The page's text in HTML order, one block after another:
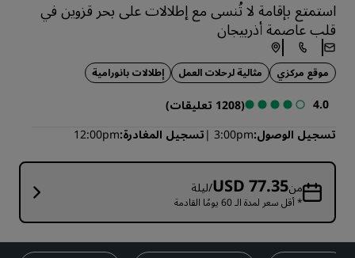
استمتع بإقامة لا تُنسى مع إطلالات على بحر قزوين في
قلب عاصمة أذربيجان
موقع مركزي مثالية لرحلات العمل إطلالات بانورامية
4.0
(1208 تعليقات)
تسجيل الوصول 3:00pm تسجيل المغادرة 12:00pm
منUSD 77.35/ليلة
* أقل سعر لمدة الـ 60 يومًا القادمة